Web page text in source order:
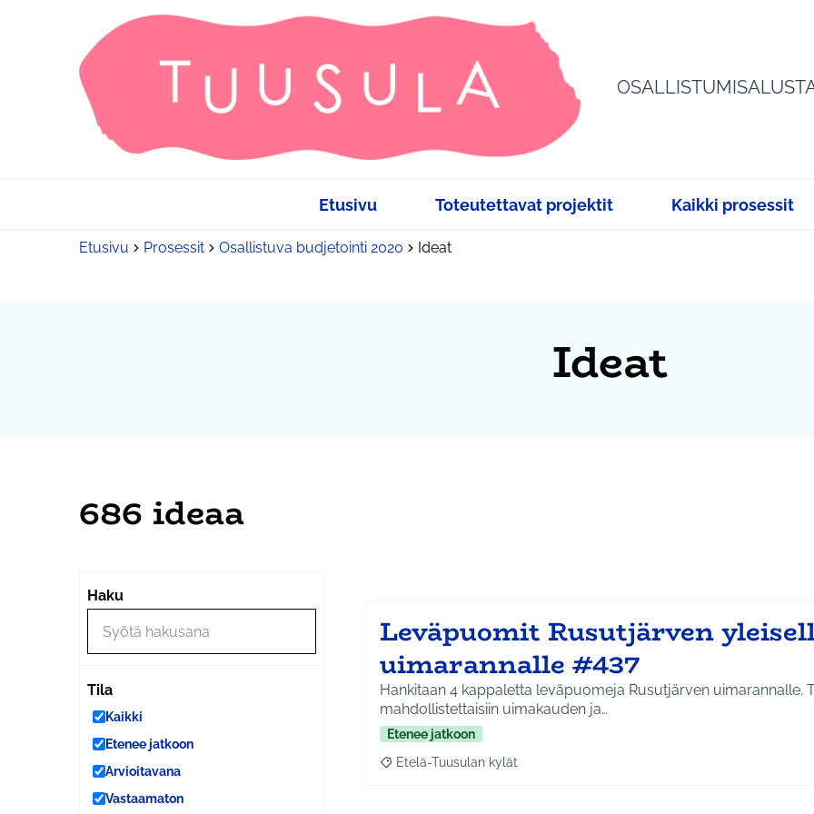
Etusivu Toteutettavat projektit Kaikki prosessit
Etusivu Prosessit Osallistuva budjetointi 2020 Ideat
Ideat
686 ideaa
Haku
Tila
Kaikki
Etenee jatkoon
Arvioitavana
Vastaamaton
−
Leväpuomit Rusutjärven
uimarannalle #437
Hankitaan 4 kappaletta leväpuomeja Rusutjärven uimarannalle.
mahdollistettaisiin uimakauden ja…
Etenee jatkoon
Rajaa tulokset aihepiirin mukaan: Etelä-Tuusulan kylät
Etelä-Tuusulan kylät